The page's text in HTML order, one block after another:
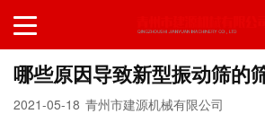
哪些原因导致新型振动筛的
2021-05-18 青州市建源机械有限公司